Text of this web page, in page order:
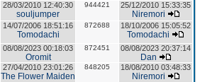
28/03/2010 12:40:30
souljumper
944421 25/12/2010 15:33:35
Niremori
14/07/2006 18:51:16
Tomodachi
872688 18/10/2006 15:05:52
Tomodachi
08/08/2023 00:18:03
Oromit
872451 08/08/2023 20:37:14
Dan
27/04/2010 23:01:26
The Flower Maiden
848205 18/08/2010 03:48:33
Niremori